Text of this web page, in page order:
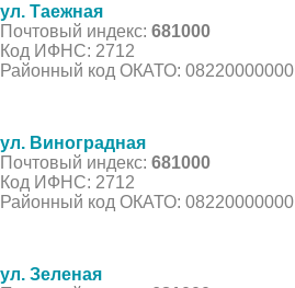
ул. Таежная
Почтовый индекс: 681000
Код ИФНС: 2712
Районный код ОКАТО: 08220000000
ул. Виноградная
Почтовый индекс: 681000
Код ИФНС: 2712
Районный код ОКАТО: 08220000000
ул. Зеленая